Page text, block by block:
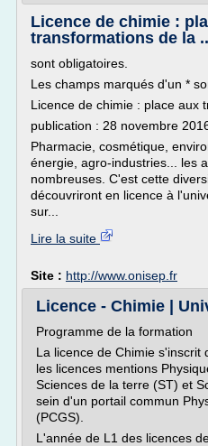
Licence de chimie :
transformations de la
sont obligatoires.
Les champs marqués d'un *
Licence de chimie : place aux
publication : 28 novembre
Pharmacie, cosmétique,
énergie, agro-industries... les
nombreuses. C'est cette
découvriront en licence à
sur...
Lire la suite
Site : http://www.onisep.fr
Licence - Chimie |
Programme de la formation
La licence de Chimie
les licences mentions
Sciences de la terre (ST) et
sein d'un portail commun
(PCGS).
L'année de L1 des licences